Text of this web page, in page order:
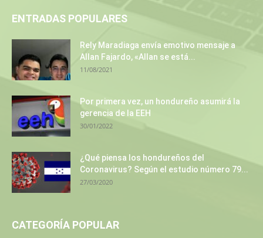
ENTRADAS POPULARES
Rely Maradiaga envía emotivo mensaje a
Allan Fajardo, «Allan se está...
11/08/2021
Por primera vez, un hondureño asumirá la
gerencia de la EEH
30/01/2022
¿Qué piensa los hondureños del
Coronavirus? Según el estudio número 79...
27/03/2020
CATEGORÍA POPULAR